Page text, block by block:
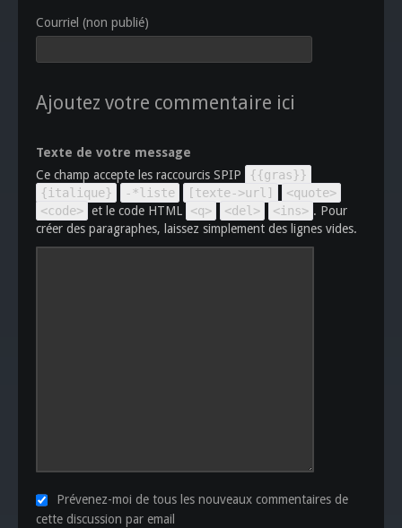
Courriel (non publié)
Ajoutez votre commentaire ici
Texte de votre message
Ce champ accepte les raccourcis SPIP
{{gras}}
{italique}
-*liste [texte->url]
<quote>
<code> et le code HTML <q> <del> <ins> . Pour
créer des paragraphes, laissez simplement des lignes vides.
Prévenez-moi de tous les nouveaux commentaires de
cette discussion par email